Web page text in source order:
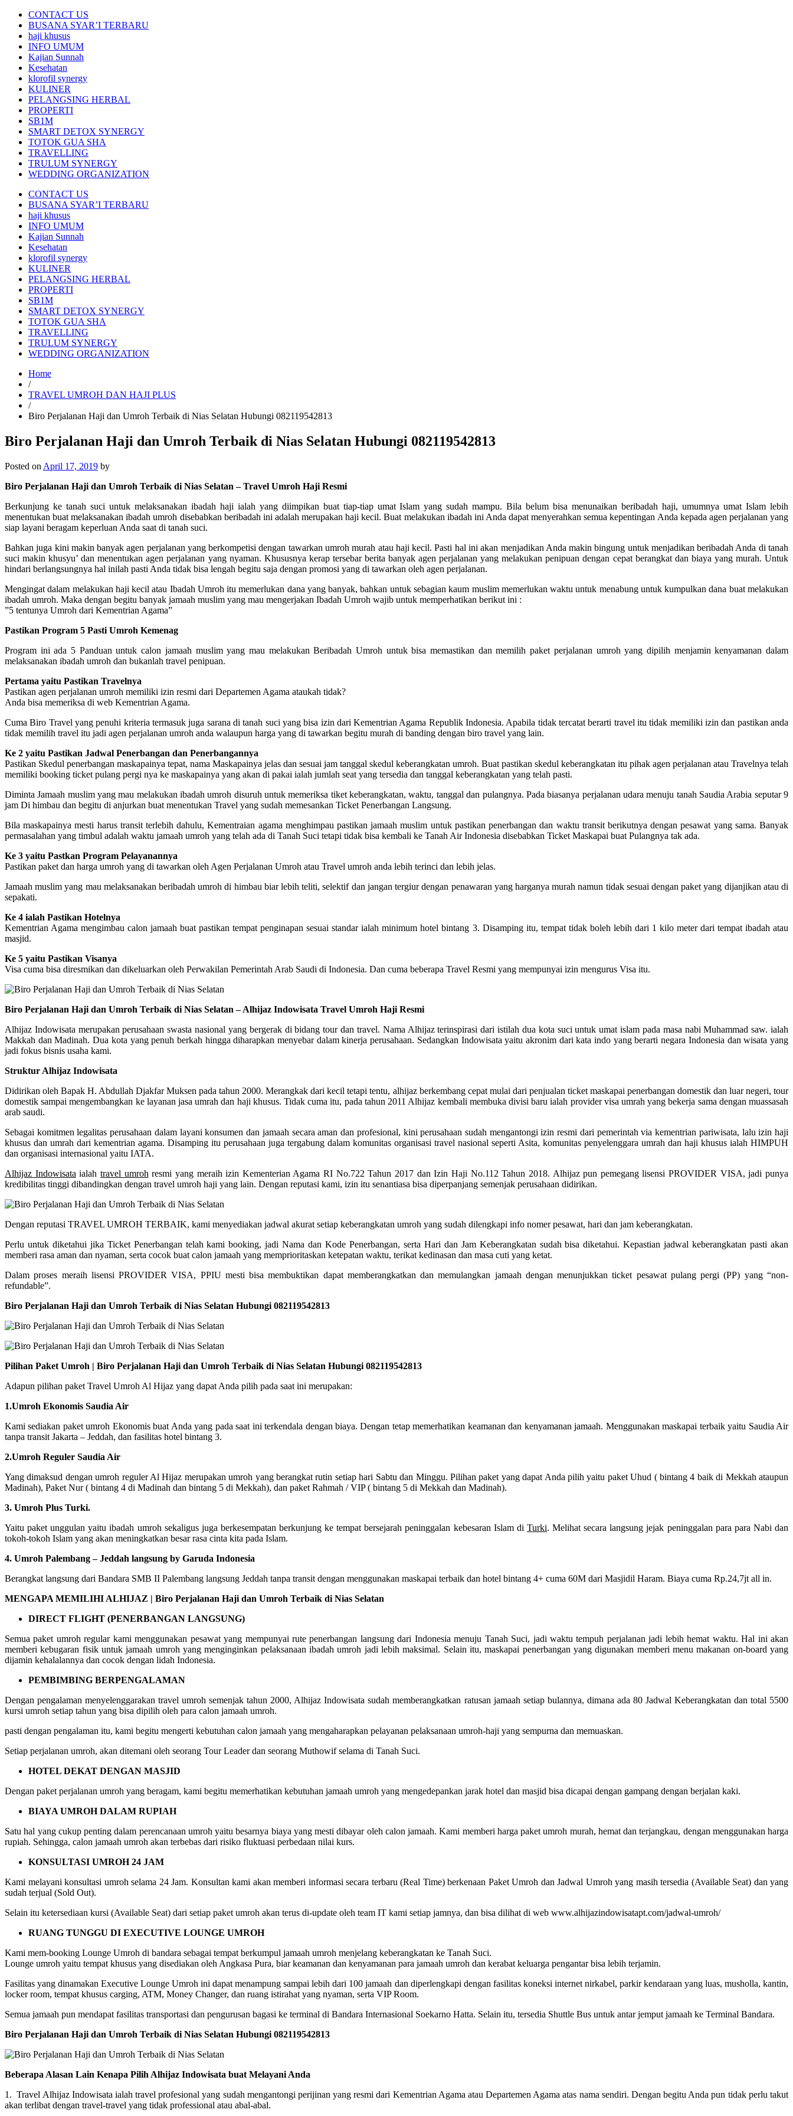
CONTACT US
BUSANA SYAR’I TERBARU
haji khusus
INFO UMUM
Kajian Sunnah
Kesehatan
klorofil synergy
KULINER
PELANGSING HERBAL
PROPERTI
SB1M
SMART DETOX SYNERGY
TOTOK GUA SHA
TRAVELLING
TRULUM SYNERGY
WEDDING ORGANIZATION
CONTACT US
BUSANA SYAR’I TERBARU
haji khusus
INFO UMUM
Kajian Sunnah
Kesehatan
klorofil synergy
KULINER
PELANGSING HERBAL
PROPERTI
SB1M
SMART DETOX SYNERGY
TOTOK GUA SHA
TRAVELLING
TRULUM SYNERGY
WEDDING ORGANIZATION
Home
/
TRAVEL UMROH DAN HAJI PLUS
/
Biro Perjalanan Haji dan Umroh Terbaik di Nias Selatan Hubungi 082119542813
Biro Perjalanan Haji dan Umroh Terbaik di Nias Selatan Hubungi 082119542813
Posted on April 17, 2019 by
Biro Perjalanan Haji dan Umroh Terbaik di Nias Selatan – Travel Umroh Haji Resmi
Berkunjung ke tanah suci untuk melaksanakan ibadah haji ialah yang diimpikan buat tiap-tiap umat Islam yang sudah mampu. Bila belum bisa menunaikan beribadah haji, umumnya umat Islam lebih
menentukan buat melaksanakan ibadah umroh disebabkan beribadah ini adalah merupakan haji kecil. Buat melakukan ibadah ini Anda dapat menyerahkan semua kepentingan Anda kepada agen perjalanan yang
siap layani beragam keperluan Anda saat di tanah suci.
Bahkan juga kini makin banyak agen perjalanan yang berkompetisi dengan tawarkan umroh murah atau haji kecil. Pasti hal ini akan menjadikan Anda makin bingung untuk menjadikan beribadah Anda di tanah
suci makin khusyu’ dan menentukan agen perjalanan yang nyaman. Khususnya kerap tersebar berita banyak agen perjalanan yang melakukan penipuan dengan cepat berangkat dan biaya yang murah. Untuk
hindari berlangsungnya hal inilah pasti Anda tidak bisa lengah begitu saja dengan promosi yang di tawarkan oleh agen perjalanan.
Mengingat dalam melakukan haji kecil atau Ibadah Umroh itu memerlukan dana yang banyak, bahkan untuk sebagian kaum muslim memerlukan waktu untuk menabung untuk kumpulkan dana buat melakukan
ibadah umroh. Maka dengan begitu banyak jamaah muslim yang mau mengerjakan Ibadah Umroh wajib untuk memperhatikan berikut ini :
”5 tentunya Umroh dari Kementrian Agama”
Pastikan Program 5 Pasti Umroh Kemenag
Program ini ada 5 Panduan untuk calon jamaah muslim yang mau melakukan Beribadah Umroh untuk bisa memastikan dan memilih paket perjalanan umroh yang dipilih menjamin kenyamanan dalam
melaksanakan ibadah umroh dan bukanlah travel penipuan.
Pertama yaitu Pastikan Travelnya
Pastikan agen perjalanan umroh memiliki izin resmi dari Departemen Agama ataukah tidak?
Anda bisa memeriksa di web Kementrian Agama.
Cuma Biro Travel yang penuhi kriteria termasuk juga sarana di tanah suci yang bisa izin dari Kementrian Agama Republik Indonesia. Apabila tidak tercatat berarti travel itu tidak memiliki izin dan pastikan anda
tidak memilih travel itu jadi agen perjalanan umroh anda walaupun harga yang di tawarkan begitu murah di banding dengan biro travel yang lain.
Ke 2 yaitu Pastikan Jadwal Penerbangan dan Penerbangannya
Pastikan Skedul penerbangan maskapainya tepat, nama Maskapainya jelas dan sesuai jam tanggal skedul keberangkatan umroh. Buat pastikan skedul keberangkatan itu pihak agen perjalanan atau Travelnya telah
memiliki booking ticket pulang pergi nya ke maskapainya yang akan di pakai ialah jumlah seat yang tersedia dan tanggal keberangkatan yang telah pasti.
Diminta Jamaah muslim yang mau melakukan ibadah umroh disuruh untuk memeriksa tiket keberangkatan, waktu, tanggal dan pulangnya. Pada biasanya perjalanan udara menuju tanah Saudia Arabia seputar 9
jam Di himbau dan begitu di anjurkan buat menentukan Travel yang sudah memesankan Ticket Penerbangan Langsung.
Bila maskapainya mesti harus transit terlebih dahulu, Kementraian agama menghimpau pastikan jamaah muslim untuk pastikan penerbangan dan waktu transit berikutnya dengan pesawat yang sama. Banyak
permasalahan yang timbul adalah waktu jamaah umroh yang telah ada di Tanah Suci tetapi tidak bisa kembali ke Tanah Air Indonesia disebabkan Ticket Maskapai buat Pulangnya tak ada.
Ke 3 yaitu Pastkan Program Pelayanannya
Pastikan paket dan harga umroh yang di tawarkan oleh Agen Perjalanan Umroh atau Travel umroh anda lebih terinci dan lebih jelas.
Jamaah muslim yang mau melaksanakan beribadah umroh di himbau biar lebih teliti, selektif dan jangan tergiur dengan penawaran yang harganya murah namun tidak sesuai dengan paket yang dijanjikan atau di
sepakati.
Ke 4 ialah Pastikan Hotelnya
Kementrian Agama mengimbau calon jamaah buat pastikan tempat penginapan sesuai standar ialah minimum hotel bintang 3. Disamping itu, tempat tidak boleh lebih dari 1 kilo meter dari tempat ibadah atau
masjid.
Ke 5 yaitu Pastikan Visanya
Visa cuma bisa diresmikan dan dikeluarkan oleh Perwakilan Pemerintah Arab Saudi di Indonesia. Dan cuma beberapa Travel Resmi yang mempunyai izin mengurus Visa itu.
Biro Perjalanan Haji dan Umroh Terbaik di Nias Selatan – Alhijaz Indowisata Travel Umroh Haji Resmi
Alhijaz Indowisata merupakan perusahaan swasta nasional yang bergerak di bidang tour dan travel. Nama Alhijaz terinspirasi dari istilah dua kota suci untuk umat islam pada masa nabi Muhammad saw. ialah
Makkah dan Madinah. Dua kota yang penuh berkah hingga diharapkan menyebar dalam kinerja perusahaan. Sedangkan Indowisata yaitu akronim dari kata indo yang berarti negara Indonesia dan wisata yang
jadi fokus bisnis usaha kami.
Struktur Alhijaz Indowisata
Didirikan oleh Bapak H. Abdullah Djakfar Muksen pada tahun 2000. Merangkak dari kecil tetapi tentu, alhijaz berkembang cepat mulai dari penjualan ticket maskapai penerbangan domestik dan luar negeri, tour
domestik sampai mengembangkan ke layanan jasa umrah dan haji khusus. Tidak cuma itu, pada tahun 2011 Alhijaz kembali membuka divisi baru ialah provider visa umrah yang bekerja sama dengan muassasah
arab saudi.
Sebagai komitmen legalitas perusahaan dalam layani konsumen dan jamaah secara aman dan profesional, kini perusahaan sudah mengantongi izin resmi dari pemerintah via kementrian pariwisata, lalu izin haji
khusus dan umrah dari kementrian agama. Disamping itu perusahaan juga tergabung dalam komunitas organisasi travel nasional seperti Asita, komunitas penyelenggara umrah dan haji khusus ialah HIMPUH
dan organisasi internasional yaitu IATA.
Alhijaz Indowisata ialah travel umroh resmi yang meraih izin Kementerian Agama RI No.722 Tahun 2017 dan Izin Haji No.112 Tahun 2018. Alhijaz pun pemegang lisensi PROVIDER VISA, jadi punya
kredibilitas tinggi dibandingkan dengan travel umroh haji yang lain. Dengan reputasi kami, izin itu senantiasa bisa diperpanjang semenjak perusahaan didirikan.
Dengan reputasi TRAVEL UMROH TERBAIK, kami menyediakan jadwal akurat setiap keberangkatan umroh yang sudah dilengkapi info nomer pesawat, hari dan jam keberangkatan.
Perlu untuk diketahui jika Ticket Penerbangan telah kami booking, jadi Nama dan Kode Penerbangan, serta Hari dan Jam Keberangkatan sudah bisa diketahui. Kepastian jadwal keberangkatan pasti akan
memberi rasa aman dan nyaman, serta cocok buat calon jamaah yang memprioritaskan ketepatan waktu, terikat kedinasan dan masa cuti yang ketat.
Dalam proses meraih lisensi PROVIDER VISA, PPIU mesti bisa membuktikan dapat memberangkatkan dan memulangkan jamaah dengan menunjukkan ticket pesawat pulang pergi (PP) yang “non-
refundable”.
Biro Perjalanan Haji dan Umroh Terbaik di Nias Selatan Hubungi 082119542813
Pilihan Paket Umroh | Biro Perjalanan Haji dan Umroh Terbaik di Nias Selatan Hubungi 082119542813
Adapun pilihan paket Travel Umroh Al Hijaz yang dapat Anda pilih pada saat ini merupakan:
1.Umroh Ekonomis Saudia Air
Kami sediakan paket umroh Ekonomis buat Anda yang pada saat ini terkendala dengan biaya. Dengan tetap memerhatikan keamanan dan kenyamanan jamaah. Menggunakan maskapai terbaik yaitu Saudia Air
tanpa transit Jakarta – Jeddah, dan fasilitas hotel bintang 3.
2.Umroh Reguler Saudia Air
Yang dimaksud dengan umroh reguler Al Hijaz merupakan umroh yang berangkat rutin setiap hari Sabtu dan Minggu. Pilihan paket yang dapat Anda pilih yaitu paket Uhud ( bintang 4 baik di Mekkah ataupun
Madinah), Paket Nur ( bintang 4 di Madinah dan bintang 5 di Mekkah), dan paket Rahmah / VIP ( bintang 5 di Mekkah dan Madinah).
3. Umroh Plus Turki.
Yaitu paket unggulan yaitu ibadah umroh sekaligus juga berkesempatan berkunjung ke tempat bersejarah peninggalan kebesaran Islam di Turki. Melihat secara langsung jejak peninggalan para para Nabi dan
tokoh-tokoh Islam yang akan meningkatkan besar rasa cinta kita pada Islam.
4. Umroh Palembang – Jeddah langsung by Garuda Indonesia
Berangkat langsung dari Bandara SMB II Palembang langsung Jeddah tanpa transit dengan menggunakan maskapai terbaik dan hotel bintang 4+ cuma 60M dari Masjidil Haram. Biaya cuma Rp.24,7jt all in.
MENGAPA MEMILIHI ALHIJAZ | Biro Perjalanan Haji dan Umroh Terbaik di Nias Selatan
DIRECT FLIGHT (PENERBANGAN LANGSUNG)
Semua paket umroh regular kami menggunakan pesawat yang mempunyai rute penerbangan langsung dari Indonesia menuju Tanah Suci, jadi waktu tempuh perjalanan jadi lebih hemat waktu. Hal ini akan
memberi kebugaran fisik untuk jamaah umroh yang menginginkan pelaksanaan ibadah umroh jadi lebih maksimal. Selain itu, maskapai penerbangan yang digunakan memberi menu makanan on-board yang
dijamin kehalalannya dan cocok dengan lidah Indonesia.
PEMBIMBING BERPENGALAMAN
Dengan pengalaman menyelenggarakan travel umroh semenjak tahun 2000, Alhijaz Indowisata sudah memberangkatkan ratusan jamaah setiap bulannya, dimana ada 80 Jadwal Keberangkatan dan total 5500
kursi umroh setiap tahun yang bisa dipilih oleh para calon jamaah umroh.
pasti dengan pengalaman itu, kami begitu mengerti kebutuhan calon jamaah yang mengaharapkan pelayanan pelaksanaan umroh-haji yang sempurna dan memuaskan.
Setiap perjalanan umroh, akan ditemani oleh seorang Tour Leader dan seorang Muthowif selama di Tanah Suci.
HOTEL DEKAT DENGAN MASJID
Dengan paket perjalanan umroh yang beragam, kami begitu memerhatikan kebutuhan jamaah umroh yang mengedepankan jarak hotel dan masjid bisa dicapai dengan gampang dengan berjalan kaki.
BIAYA UMROH DALAM RUPIAH
Satu hal yang cukup penting dalam perencanaan umroh yaitu besarnya biaya yang mesti dibayar oleh calon jamaah. Kami memberi harga paket umroh murah, hemat dan terjangkau, dengan menggunakan harga
rupiah. Sehingga, calon jamaah umroh akan terbebas dari risiko fluktuasi perbedaan nilai kurs.
KONSULTASI UMROH 24 JAM
Kami melayani konsultasi umroh selama 24 Jam. Konsultan kami akan memberi informasi secara terbaru (Real Time) berkenaan Paket Umroh dan Jadwal Umroh yang masih tersedia (Available Seat) dan yang
sudah terjual (Sold Out).
Selain itu ketersediaan kursi (Available Seat) dari setiap paket umroh akan terus di-update oleh team IT kami setiap jamnya, dan bisa dilihat di web www.alhijazindowisatapt.com/jadwal-umroh/
RUANG TUNGGU DI EXECUTIVE LOUNGE UMROH
Kami mem-booking Lounge Umroh di bandara sebagai tempat berkumpul jamaah umroh menjelang keberangkatan ke Tanah Suci.
Lounge umroh yaitu tempat khusus yang disediakan oleh Angkasa Pura, biar keamanan dan kenyamanan para jamaah umroh dan kerabat keluarga pengantar bisa lebih terjamin.
Fasilitas yang dinamakan Executive Lounge Umroh ini dapat menampung sampai lebih dari 100 jamaah dan diperlengkapi dengan fasilitas koneksi internet nirkabel, parkir kendaraan yang luas, musholla, kantin,
locker room, tempat khusus carging, ATM, Money Changer, dan ruang istirahat yang nyaman, serta VIP Room.
Semua jamaah pun mendapat fasilitas transportasi dan pengurusan bagasi ke terminal di Bandara Internasional Soekarno Hatta. Selain itu, tersedia Shuttle Bus untuk antar jemput jamaah ke Terminal Bandara.
Biro Perjalanan Haji dan Umroh Terbaik di Nias Selatan Hubungi 082119542813
Beberapa Alasan Lain Kenapa Pilih Alhijaz Indowisata buat Melayani Anda
1. Travel Alhijaz Indowisata ialah travel profesional yang sudah mengantongi perijinan yang resmi dari Kementrian Agama atau Departemen Agama atas nama sendiri. Dengan begitu Anda pun tidak perlu takut
akan terlibat dengan travel-travel yang tidak professional atau abal-abal.